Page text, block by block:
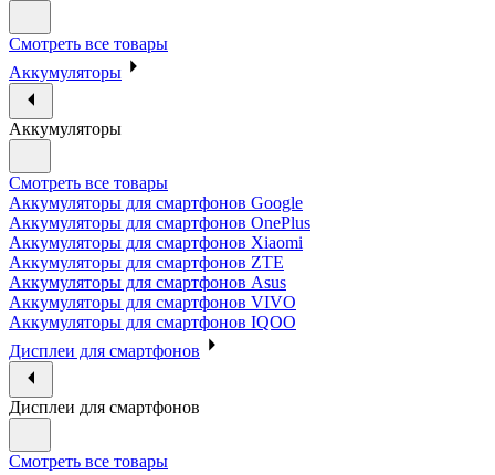
Смотреть все товары
Аккумуляторы
Аккумуляторы
Смотреть все товары
Аккумуляторы для смартфонов Google
Аккумуляторы для смартфонов OnePlus
Аккумуляторы для смартфонов Xiaomi
Аккумуляторы для смартфонов ZTE
Аккумуляторы для cмартфонов Asus
Аккумуляторы для смартфонов VIVO
Аккумуляторы для смартфонов IQOO
Дисплеи для смартфонов
Дисплеи для смартфонов
Смотреть все товары